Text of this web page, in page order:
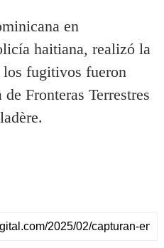
en
haitiana, realizó la
los fugitivos fueron
Fronteras Terrestres